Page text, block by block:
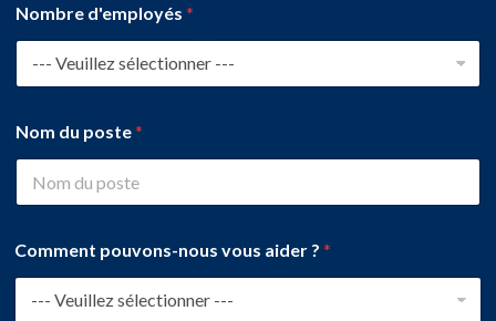
Nombre d'employés *
Nom du poste*
Comment pouvons-nous vous aider ? *